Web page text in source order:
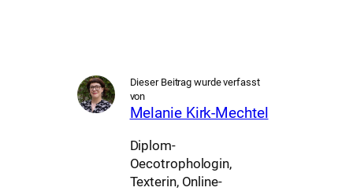
Dieser Beitrag wurde verfasst
von
Melanie Kirk-Mechtel
Diplom-
Oecotrophologin,
Texterin, Online-